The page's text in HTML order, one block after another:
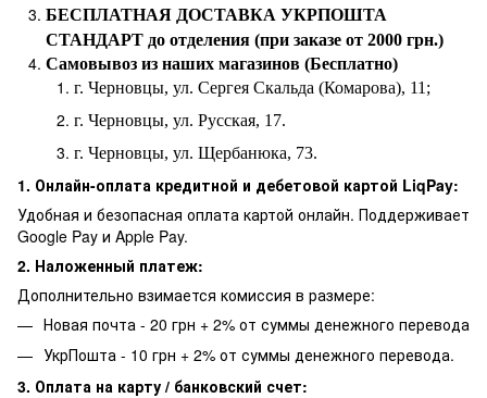
БЕСПЛАТНАЯ ДОСТАВКА УКРПОШТА
СТАНДАРТ до отделения (при заказе от 2000 грн.)
Самовывоз из наших магазинов (Бесплатно)
г. Черновцы, ул. Сергея Скальда (Комарова), 11;
г. Черновцы, ул. Русская, 17.
г. Черновцы, ул. Щербанюка, 73.
1. Онлайн-оплата кредитной и дебетовой картой LiqPay:
Удобная и безопасная оплата картой онлайн. Поддерживает
Google Pay и Apple Pay.
2. Наложенный платеж:
Дополнительно взимается комиссия в размере:
Новая почта - 20 грн + 2% от суммы денежного перевода
УкрПошта - 10 грн + 2% от суммы денежного перевода.
3. Оплата на карту / банковский счет: